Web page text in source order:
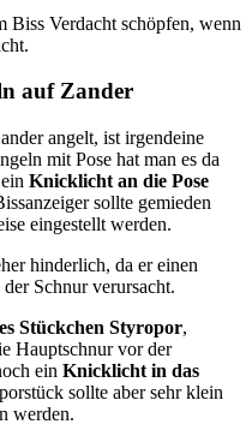
Biss Verdacht schöpfen, wenn
auf Zander
angelt, ist irgendeine
mit Pose hat man es da
Knicklicht an die Pose
sollte gemieden
eingestellt werden.
hinderlich, da er einen
Schnur verursacht.
Stückchen Styropor,
Hauptschnur vor der
ein Knicklicht in das
sollte aber sehr klein
werden.